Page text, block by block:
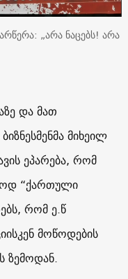
„არა ნაცებს! არა
და მათ
მიხეილ
ეპარება, რომ
“ქართული
რომ ე.წ
მოწოდების
ზემოდან.